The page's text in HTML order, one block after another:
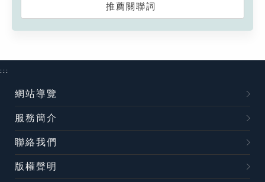
推薦關聯詞
:::
網站導覽
服務簡介
聯絡我們
版權聲明